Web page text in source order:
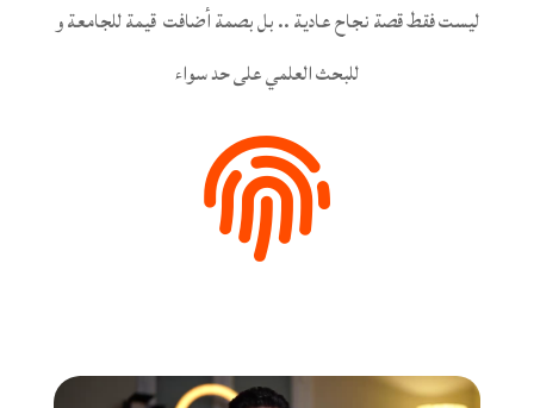
ليست فقط قصة نجاح عادية .. بل بصمة أضافت قيمة للجامعة و
للبحث العلمي على حد سواء
